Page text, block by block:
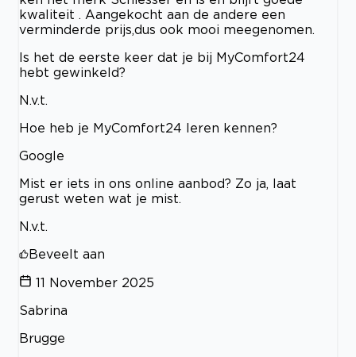
kwaliteit . Aangekocht aan de andere een
verminderde prijs,dus ook mooi meegenomen.
Is het de eerste keer dat je bij MyComfort24
hebt gewinkeld?
N.v.t.
Hoe heb je MyComfort24 leren kennen?
Google
Mist er iets in ons online aanbod? Zo ja, laat
gerust weten wat je mist.
N.v.t.
Beveelt aan
11 November 2025
Sabrina
Brugge